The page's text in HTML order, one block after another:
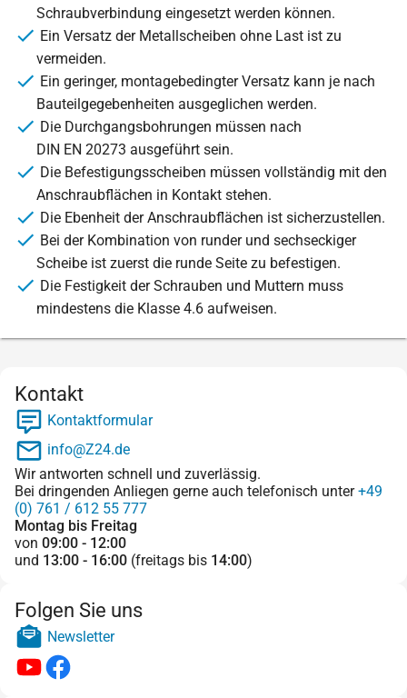
Schraubverbindung eingesetzt werden können.
Ein Versatz der Metallscheiben ohne Last ist zu
vermeiden.
Ein geringer, montagebedingter Versatz kann je nach
Bauteilgegebenheiten ausgeglichen werden.
Die Durchgangsbohrungen müssen nach
DIN EN 20273 ausgeführt sein.
Die Befestigungsscheiben müssen vollständig mit den
Anschraubflächen in Kontakt stehen.
Die Ebenheit der Anschraubflächen ist sicherzustellen.
Bei der Kombination von runder und sechseckiger
Scheibe ist zuerst die runde Seite zu befestigen.
Die Festigkeit der Schrauben und Muttern muss
mindestens die Klasse 4.6 aufweisen.
Kontakt
Kontaktformular
info@Z24.de
Wir antworten schnell und zuverlässig.
Bei dringenden Anliegen gerne auch telefonisch unter+49
(0) 761 / 612 55 777
Montag bis Freitag
von 09:00 - 12:00
und 13:00 - 16:00 (freitags bis 14:00)
Folgen Sie uns
Newsletter